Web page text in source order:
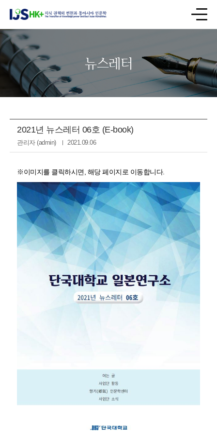
뉴스레터
2021년 뉴스레터 06호 (E-book)
관리자 (admin) 2021.09.06
※이미지를 클릭하시면, 해당 페이지로 이동합니다.